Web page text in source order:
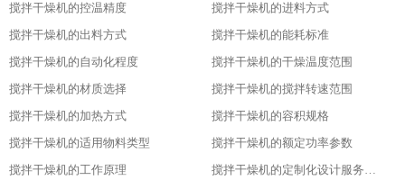
搅拌干燥机的控温精度
搅拌干燥机的进料方式
搅拌干燥机的出料方式
搅拌干燥机的能耗标准
搅拌干燥机的自动化程度
搅拌干燥机的干燥温度范围
搅拌干燥机的材质选择
搅拌干燥机的搅拌转速范围
搅拌干燥机的加热方式
搅拌干燥机的容积规格
搅拌干燥机的适用物料类型
搅拌干燥机的额定功率参数
搅拌干燥机的工作原理
搅拌干燥机的定制化设计服务范围